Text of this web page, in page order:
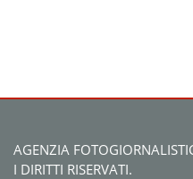
AGENZIA
I DIRITTI RISERVATI.